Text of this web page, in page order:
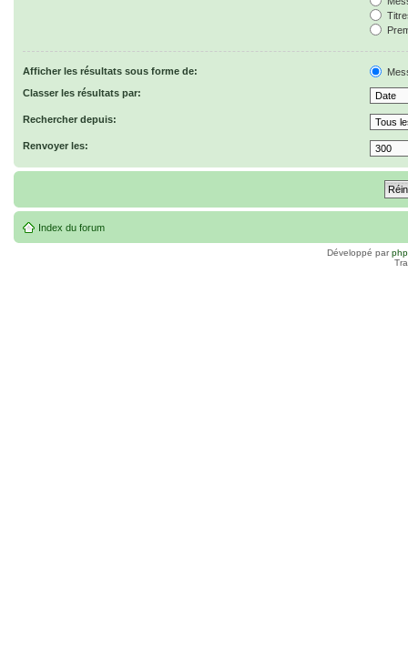
Afficher les résultats sous forme de:
Classer les résultats par:
Rechercher depuis:
Renvoyer les:
Index du forum
Développé par